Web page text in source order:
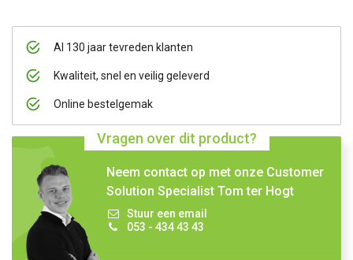
Al 130 jaar tevreden klanten
Kwaliteit, snel en veilig geleverd
Online bestelgemak
Vragen over dit product?
Neem contact op met onze Customer
Solution Specialist Tom ter Hogt
Stuur een email
053 - 434 43 43